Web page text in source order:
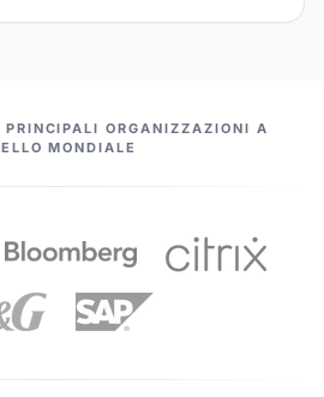
ORGANIZZAZIONI A
MONDIALE